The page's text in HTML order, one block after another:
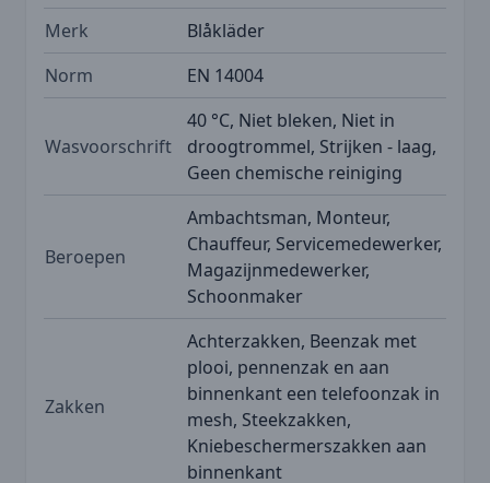
Merk
Blåkläder
Norm
EN 14004
Wasvoorschrift
40 °C, Niet bleken, Niet in
droogtrommel, Strijken - laag,
Geen chemische reiniging
Beroepen
Ambachtsman, Monteur,
Chauffeur, Servicemedewerker,
Magazijnmedewerker,
Schoonmaker
Zakken
Achterzakken, Beenzak met
plooi, pennenzak en aan
binnenkant een telefoonzak in
mesh, Steekzakken,
Kniebeschermerszakken aan
binnenkant